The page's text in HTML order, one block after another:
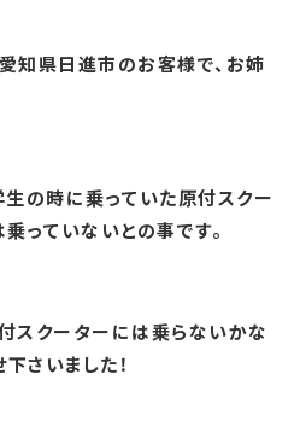
知県日進市のお客様で、お姉
生の時に乗っていた原付スクー
っていないとの事です。
スクーターには乗らないかな
さいました！